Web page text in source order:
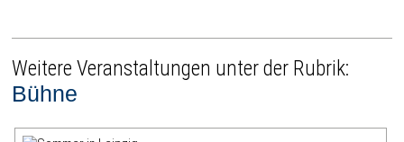
Weitere Veranstaltungen unter der Rubrik:
Bühne